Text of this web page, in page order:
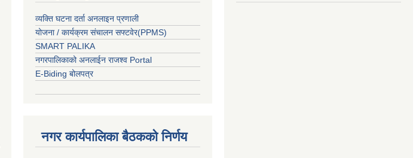
व्यक्ति घटना दर्ता अनलाइन प्रणाली
योजना / कार्यक्रम संचालन सफ्टवेर(PPMS)
SMART PALIKA
नगरपालिकाको अनलाईन राजश्व Portal
E-Biding बोलपत्र
नगर कार्यपालिका बैठकको निर्णय